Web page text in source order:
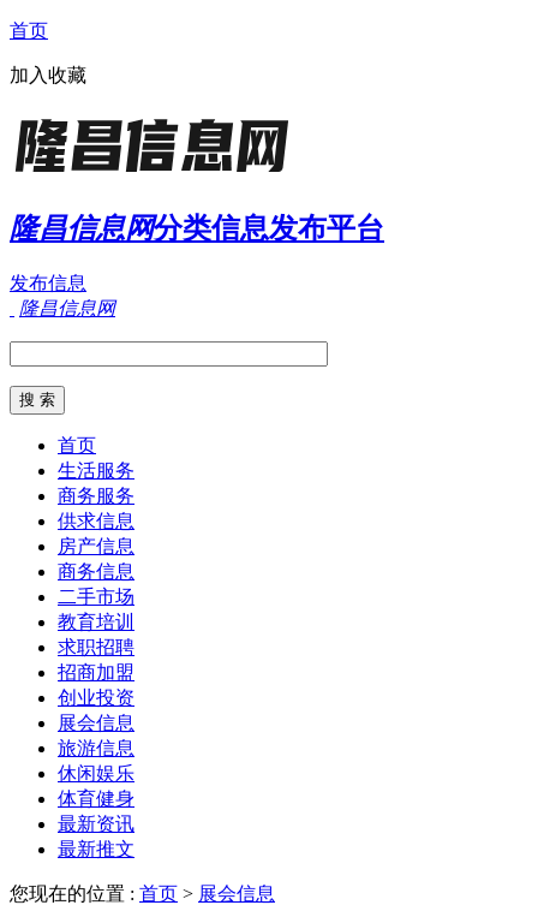
首页
加入收藏
隆昌信息网分类信息发布平台
发布信息
隆昌信息网
首页
生活服务
商务服务
供求信息
房产信息
商务信息
二手市场
教育培训
求职招聘
招商加盟
创业投资
展会信息
旅游信息
休闲娱乐
体育健身
最新资讯
最新推文
您现在的位置 : 首页 > 展会信息